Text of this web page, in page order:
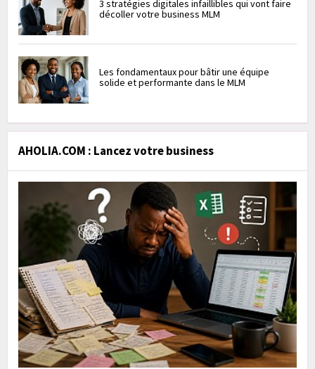
3 stratégies digitales infaillibles qui vont faire
décoller votre business MLM
Les fondamentaux pour bâtir une équipe
solide et performante dans le MLM
AHOLIA.COM : Lancez votre business